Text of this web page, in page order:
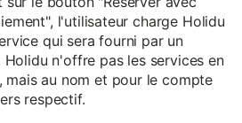
l'utilisateur charge Holidu
qui sera fourni par un
n'offre pas les services en
mais au nom et pour le compte
respectif.